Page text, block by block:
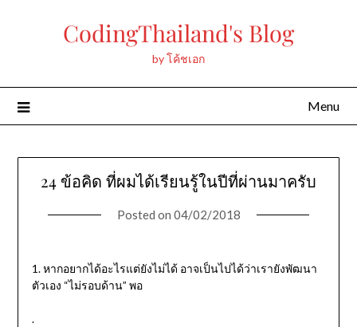
CodingThailand's Blog
by โค้ชเอก
Menu
24 ข้อคิด ที่ผมได้เรียนรู้ในปีที่ผ่านมาครับ
Posted on 04/02/2018
1. หากอยากได้อะไรแต่ยังไม่ได้ อาจเป็นไปได้ว่าเรายังพัฒนา
ตัวเอง “ไม่รอบด้าน” พอ
.